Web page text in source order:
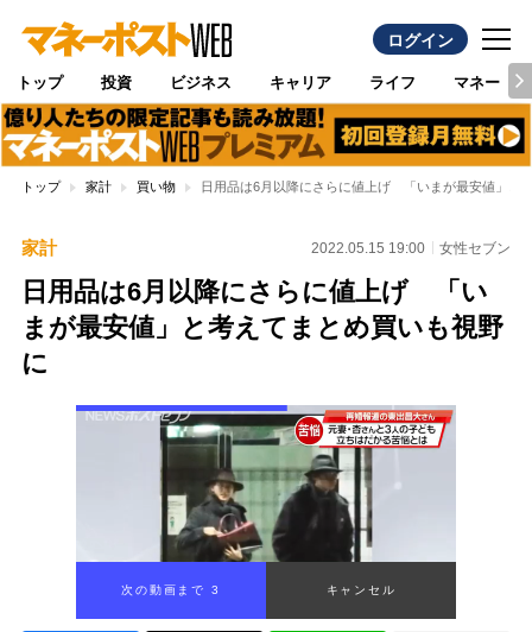
ログイン
トップ 投資 ビジネス キャリア ライフ マネー
トップ 家計 買い物 日用品は6月以降にさらに値上げ 「いまが最安値」と
家計 2022.05.15 19:00 女性セブン
日用品は6月以降にさらに値上げ 「い
まが最安値」と考えてまとめ買いも視野
に
次の動画まで 2 キャンセル